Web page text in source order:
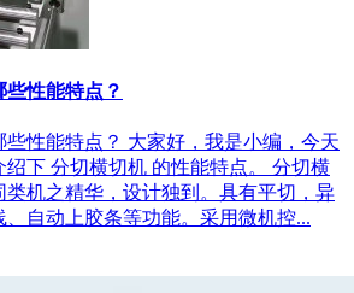
性能特点？
能特点？ 大家好，我是小编，今天
下 分切横切机 的性能特点。 分切横
之精华，设计独到。具有平切，异
、自动上胶条等功能。采用微机控...